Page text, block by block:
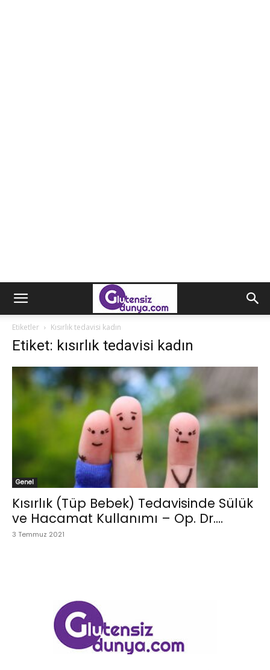
Etiketler Kısırlık tedavisi kadın
Etiket: kısırlık tedavisi kadın
Genel
Kısırlık (Tüp Bebek) Tedavisinde Sülük
ve Hacamat Kullanımı – Op. Dr....
3 Temmuz 2021